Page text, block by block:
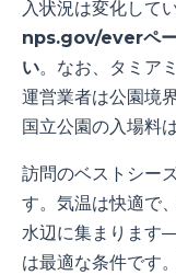
入状況は変化して
nps.gov/everペー
い。なお、タミア
運営業者は公園境
国立公園の入場料
訪問のベストシー
す。気温は快適で
水辺に集まります
は最適な条件です